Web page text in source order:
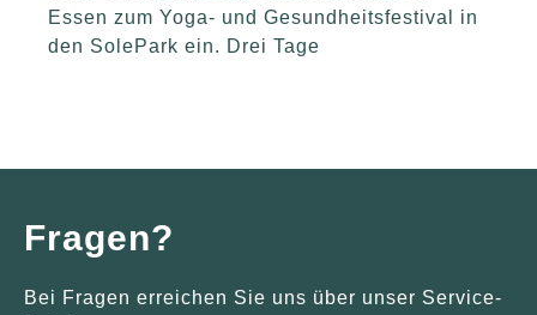
Essen zum Yoga- und Gesundheitsfestival in
den SolePark ein. Drei Tage
Fragen?
Bei Fragen erreichen Sie uns über unser Service-